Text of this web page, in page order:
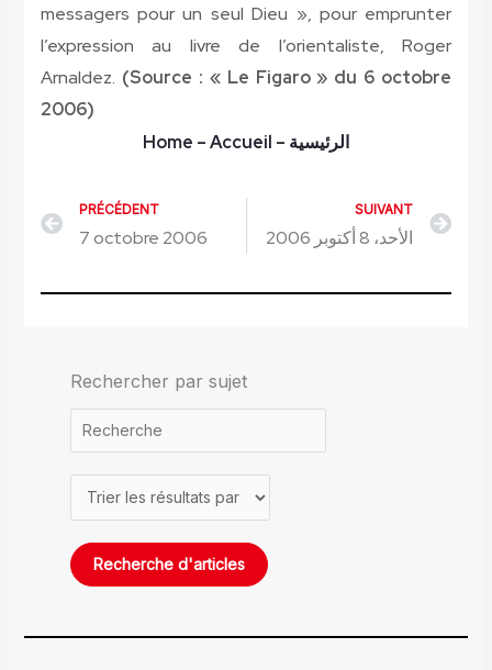
messagers pour un seul Dieu », pour emprunter
l’expression au livre de l’orientaliste, Roger
Arnaldez. (Source : « Le Figaro » du 6 octobre
2006)
Home – Accueil – الرئيسية
Précédent
PRÉCÉDENT
7 octobre 2006
SUIVANT
الأحد، 8 أكتوبر 2006
Rechercher par sujet